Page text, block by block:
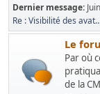
Dernier message:
Re : Visibilité des
Le
Par où
de la